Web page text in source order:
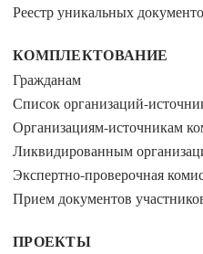
Реестр уникальных
КОМПЛЕКТОВАНИЕ
Гражданам
Список организаций-
Организациям-источникам
Ликвидированным
Экспертно-проверочная
Прием документов
ПРОЕКТЫ